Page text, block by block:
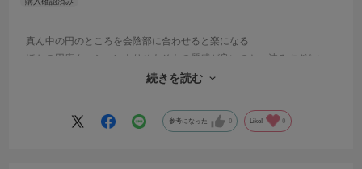
真ん中の円のところを会陰部に合わせると楽になる
ほかの円座クッションよりそもそもの質感が良いのと、沈みすぎない
のと、滑りにくくズレにくいから長時間使いやすい
続きを読む
参考になった 0 Like! 0